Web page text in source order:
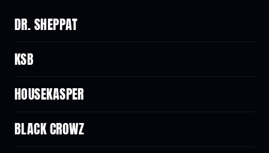
DR. SHEPPAT
KSB
HOUSEKASPER
BLACK CROWZ